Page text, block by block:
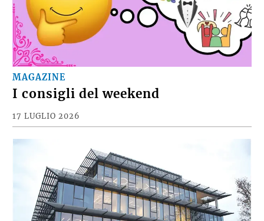
MAGAZINE
I consigli del weekend
17 LUGLIO 2026